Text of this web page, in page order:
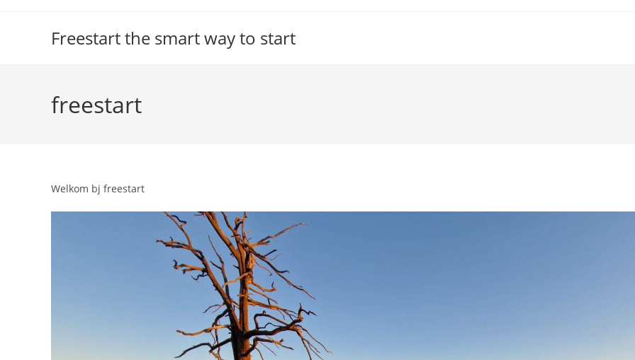
Freestart the smart way to start
freestart
Welkom bj freestart